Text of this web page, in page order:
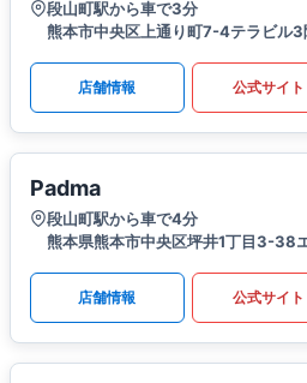
段山町駅から車で3分
熊本市中央区上通り町7-4テラビル
店舗情報 公式サイト
Padma
段山町駅から車で4分
熊本県熊本市中央区坪井1丁目3-38
店舗情報 公式サイト